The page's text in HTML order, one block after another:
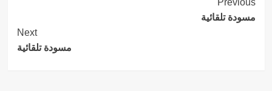
Reading
Previous
مسودة تلقائية
Next
مسودة تلقائية